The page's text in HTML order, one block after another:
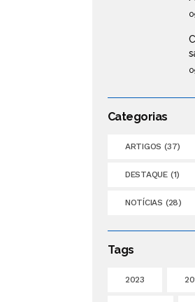
Categorias
ARTIGOS (37)
DESTAQUE (1)
NOTÍCIAS (28)
Tags
2023